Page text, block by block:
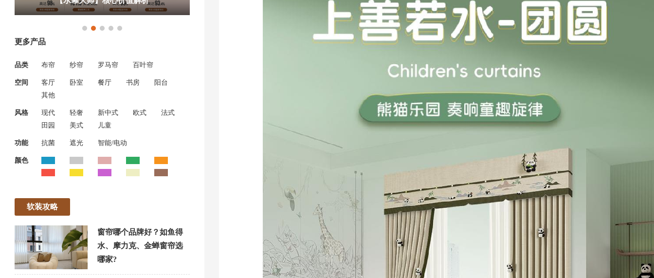
更多产品
品类 布帘 纱帘 罗马帘 百叶帘
空间 客厅 卧室 餐厅 书房
阳台
其他
风格 现代 轻奢 新中式 欧式
法式
田园
美式 儿童
功能 抗菌 遮光 智能/电动
颜色
软装攻略
窗帘哪个品牌好？如鱼得
水、摩力克、金蝉窗帘选
哪家?